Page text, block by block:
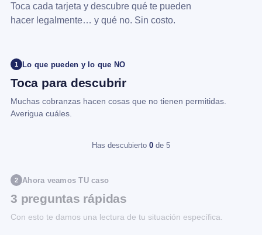
Toca cada tarjeta y descubre qué te pueden
hacer legalmente… y qué no. Sin costo.
1 Lo que pueden y lo que NO
Toca para descubrir
Muchas cobranzas hacen cosas que no tienen permitidas.
Averigua cuáles.
Has descubierto 0 de 5
2 Ahora veamos TU caso
3 preguntas rápidas
Con esto te damos una lectura de tu situación específica.